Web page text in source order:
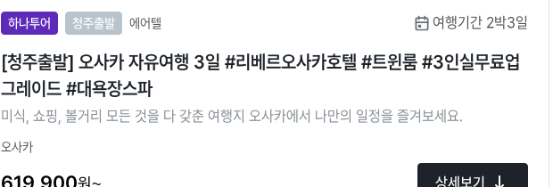
하나투어 청주출발 에어텔 여행기간 2박3일
[청주출발] 오사카 자유여행 3일 #리베르오사카호텔 #트윈룸 #3인실무료업
그레이드 #대욕장스파
미식, 쇼핑, 볼거리 모든 것을 다 갖춘 여행지 오사카에서 나만의 일정을 즐겨보세요.
오사카
상세보기